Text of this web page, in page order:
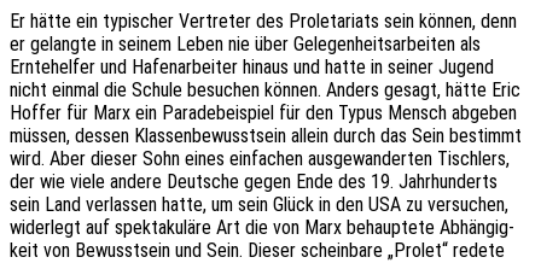
Er hätte ein typi­scher Vertre­ter des Prole­ta­ri­ats sein können, denn
er gelang­te in seinem Leben nie über Gele­gen­heits­ar­bei­ten als
Ernte­hel­fer und Hafen­ar­bei­ter hinaus und hatte in seiner Jugend
nicht einmal die Schule besu­chen können. Anders gesagt, hätte Eric
Hoffer für Marx ein Para­de­bei­spiel für den Typus Mensch abge­ben
müssen, dessen Klas­sen­be­wusst­sein allein durch das Sein bestimmt
wird. Aber dieser Sohn eines einfa­chen ausge­wan­der­ten Tisch­lers,
der wie viele andere Deut­sche gegen Ende des 19. Jahr­hun­derts
sein Land verlas­sen hatte, um sein Glück in den USA zu versu­chen,
wider­legt auf spek­ta­ku­lä­re Art die von Marx behaup­te­te Abhän­gig­
keit von Bewusst­sein und Sein. Dieser schein­ba­re „Prolet“ redete